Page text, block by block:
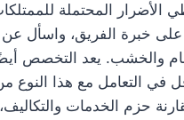
الأضرار المحتملة
خبرة الفريق، واسأل عن
والخشب. يعد التخصص أيضًا
في التعامل مع هذا
حزم الخدمات